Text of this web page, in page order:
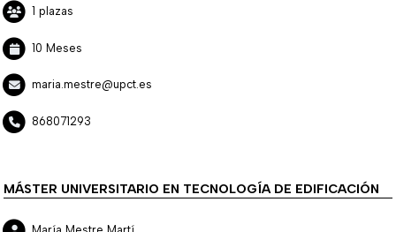
1 plazas
10 Meses
maria.mestre@upct.es
868071293
MÁSTER UNIVERSITARIO EN TECNOLOGÍA DE EDIFICACIÓN